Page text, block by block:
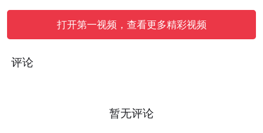
打开第一视频，查看更多精彩视频
评论
暂无评论